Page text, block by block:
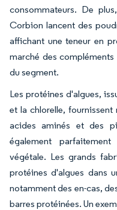
consommateurs. De
Corbion lancent des
affichant une teneur en
marché des
du segment.
Les protéines d'algues,
et la chlorelle,
acides aminés et des
également
végétale. Les grands
protéines d'algues dans
notamment des en-cas,
barres protéinées. Un